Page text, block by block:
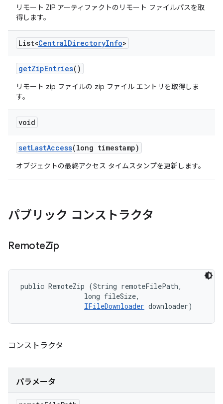
リモート ZIP アーティファクトのリモート ファイルパスを取
得します。
List<CentralDirectoryInfo>
getZipEntries()
リモート zip ファイルの zip ファイル エントリを取得しま
す。
void
setLastAccess(long timestamp)
オブジェクトの最終アクセス タイムスタンプを更新します。
パブリック コンストラクタ
RemoteZip
public RemoteZip (String remoteFilePath,
                long fileSize,
IFileDownloader downloader)
コンストラクタ
パラメータ